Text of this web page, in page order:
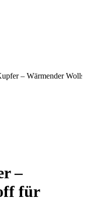
– Wärmender
–
für